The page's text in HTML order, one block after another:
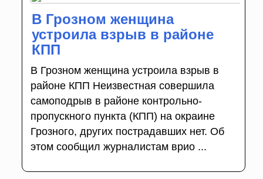
В Грозном женщина
устроила взрыв в районе
КПП
В Грозном женщина устроила взрыв в
районе КПП Неизвестная совершила
самоподрыв в районе контрольно-
пропускного пункта (КПП) на окраине
Грозного, других пострадавших нет. Об
этом сообщил журналистам врио ...